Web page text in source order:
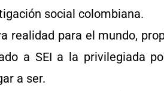
social colombiana.
realidad para el mundo,
a SEI a la privilegiada
a ser.